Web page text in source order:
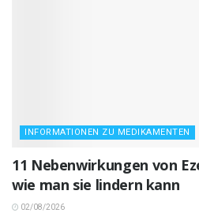
INFORMATIONEN ZU MEDIKAMENTEN
11 Nebenwirkungen von
wie man sie lindern kann
02/08/2026